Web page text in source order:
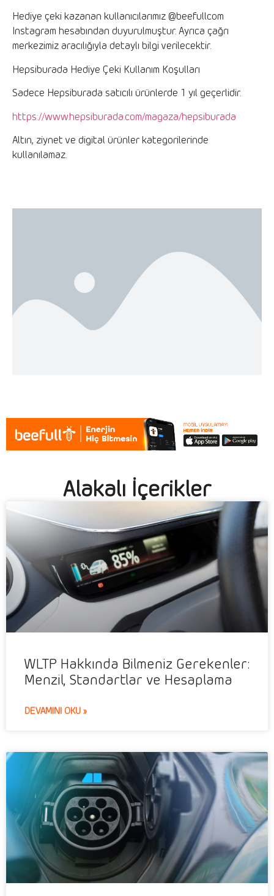
Hediye çeki kazanan kullanıcılarımız @beefullcom
Instagram hesabından duyurulmuştur. Ayrıca çağrı
merkezimiz aracılığıyla detaylı bilgi verilecektir.
Hepsiburada Hediye Çeki Kullanım Koşulları
Sadece Hepsiburada satıcılı ürünlerde 1 yıl geçerlidir.
https://www.hepsiburada.com/magaza/hepsiburada
Altın, ziynet ve digital ürünler kategorilerinde
kullanılamaz.
Alakalı İçerikler
WLTP Hakkında Bilmeniz Gerekenler:
Menzil, Standartlar ve Hesaplama
DEVAMINI OKU »